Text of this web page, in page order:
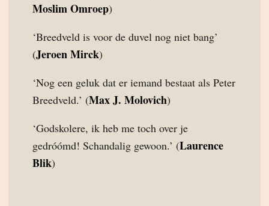
Moslim Omroep)
‘Breedveld is voor de duvel nog niet bang’
(Jeroen Mirck)
‘Nog een geluk dat er iemand bestaat als Peter
Breedveld.’ (Max J. Molovich)
‘Godskolere, ik heb me toch over je
gedróómd! Schandalig gewoon.’ (Laurence
Blik)